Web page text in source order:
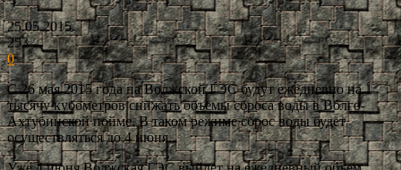
25.05.2015
253
0
С 26 мая 2015 года на Волжской ГЭС будут ежедневно на 1
тысячу кубометров снижать объемы сброса воды в Волго-
Ахтубинской пойме. В таком режиме сброс воды будет
осуществляться до 4 июня.